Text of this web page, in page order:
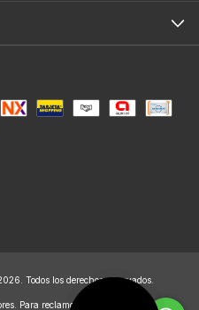
Todos los derechos reservados.
Para reclamos